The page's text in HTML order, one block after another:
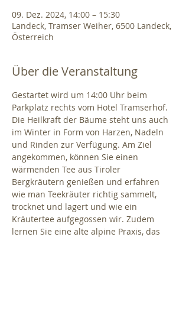
09. Dez. 2024, 14:00 – 15:30
Landeck, Tramser Weiher, 6500 Landeck,
Österreich
Über die Veranstaltung
Gestartet wird um 14:00 Uhr beim
Parkplatz rechts vom Hotel Tramserhof.
Die Heilkraft der Bäume steht uns auch
im Winter in Form von Harzen, Nadeln
und Rinden zur Verfügung. Am Ziel
angekommen, können Sie einen
wärmenden Tee aus Tiroler
Bergkräutern genießen und erfahren
wie man Teekräuter richtig sammelt,
trocknet und lagert und wie ein
Kräutertee aufgegossen wir. Zudem
lernen Sie eine alte alpine Praxis, das